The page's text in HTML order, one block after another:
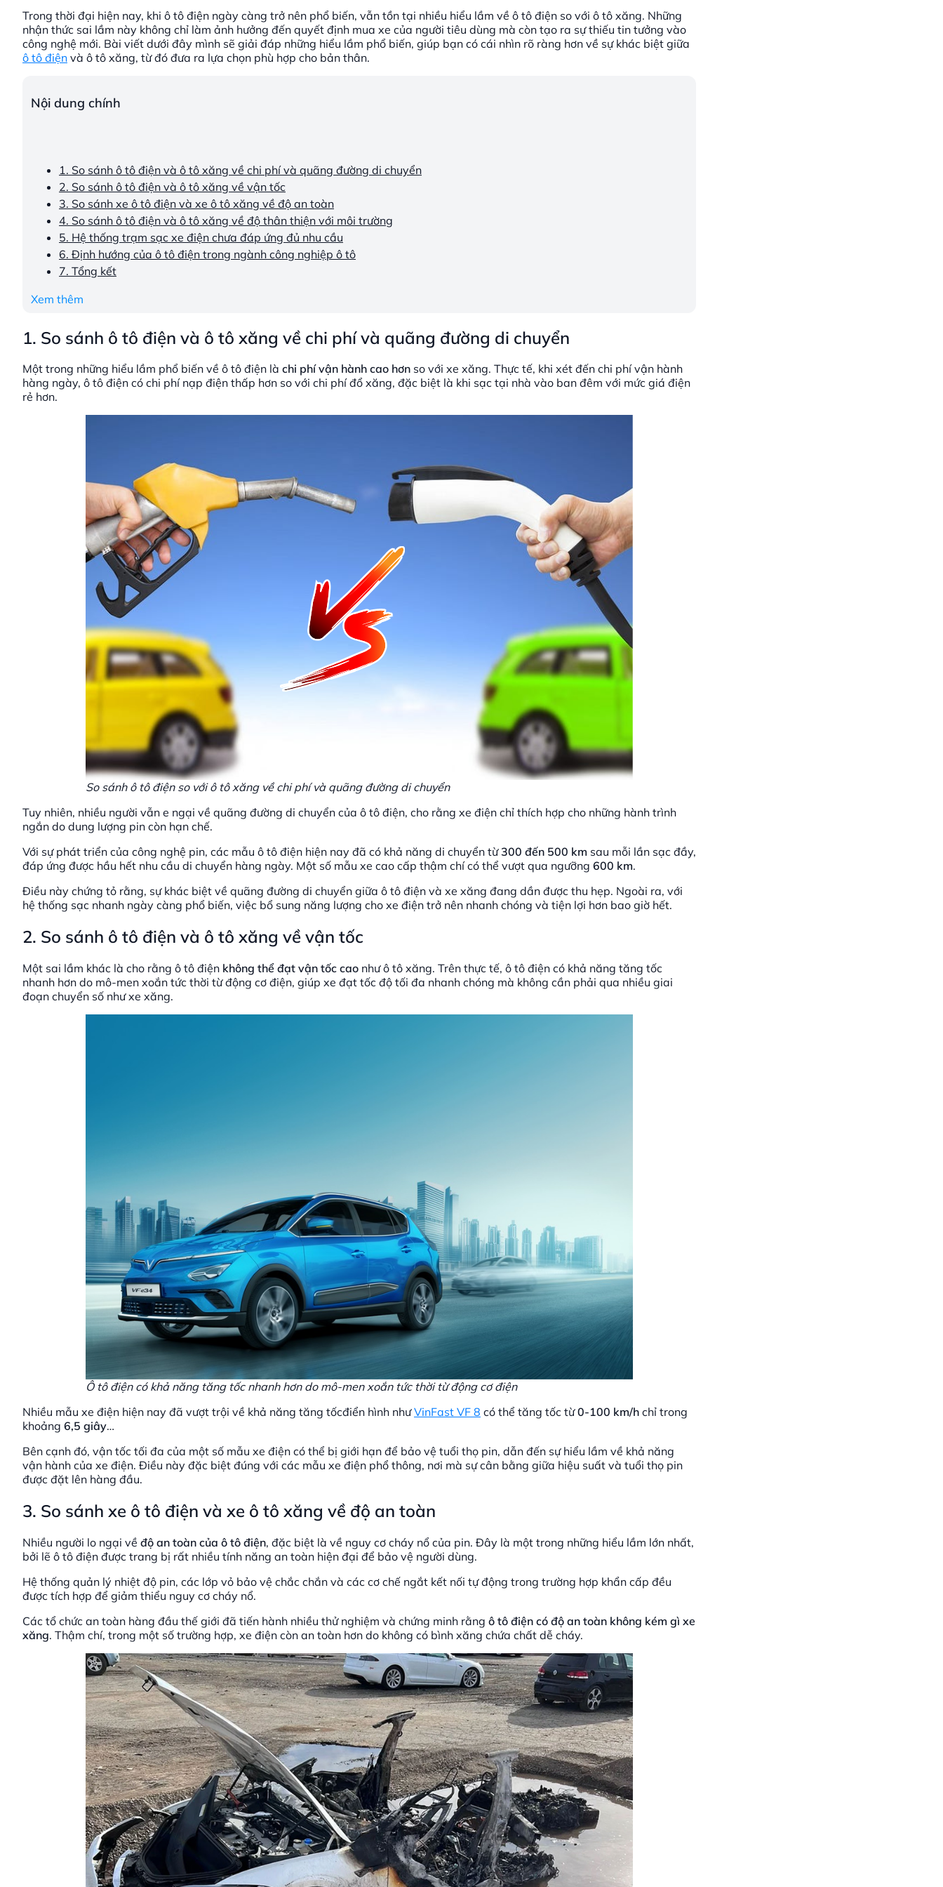
Trong thời đại hiện nay, khi ô tô điện ngày càng trở nên phổ biến, vẫn tồn tại nhiều hiểu lầm về ô tô điện so với ô tô xăng. Những
nhận thức sai lầm này không chỉ làm ảnh hưởng đến quyết định mua xe của người tiêu dùng mà còn tạo ra sự thiếu tin tưởng vào
công nghệ mới. Bài viết dưới đây mình sẽ giải đáp những hiểu lầm phổ biến, giúp bạn có cái nhìn rõ ràng hơn về sự khác biệt giữa
ô tô điện và ô tô xăng, từ đó đưa ra lựa chọn phù hợp cho bản thân.
Nội dung chính
1. So sánh ô tô điện và ô tô xăng về chi phí và quãng đường di chuyển
2. So sánh ô tô điện và ô tô xăng về vận tốc
3. So sánh xe ô tô điện và xe ô tô xăng về độ an toàn
4. So sánh ô tô điện và ô tô xăng về độ thân thiện với môi trường
5. Hệ thống trạm sạc xe điện chưa đáp ứng đủ nhu cầu
6. Định hướng của ô tô điện trong ngành công nghiệp ô tô
7. Tổng kết
Xem thêm
1. So sánh ô tô điện và ô tô xăng về chi phí và quãng đường di chuyển
Một trong những hiểu lầm phổ biến về ô tô điện là chi phí vận hành cao hơn so với xe xăng. Thực tế, khi xét đến chi phí vận hành
hàng ngày, ô tô điện có chi phí nạp điện thấp hơn so với chi phí đổ xăng, đặc biệt là khi sạc tại nhà vào ban đêm với mức giá điện
rẻ hơn.
So sánh ô tô điện so với ô tô xăng về chi phí và quãng đường di chuyển
Tuy nhiên, nhiều người vẫn e ngại về quãng đường di chuyển của ô tô điện, cho rằng xe điện chỉ thích hợp cho những hành trình
ngắn do dung lượng pin còn hạn chế.
Với sự phát triển của công nghệ pin, các mẫu ô tô điện hiện nay đã có khả năng di chuyển từ300 đến 500 km sau mỗi lần sạc đầy,
đáp ứng được hầu hết nhu cầu di chuyển hàng ngày. Một số mẫu xe cao cấp thậm chí có thể vượt qua ngưỡng 600 km.
Điều này chứng tỏ rằng, sự khác biệt về quãng đường di chuyển giữa ô tô điện và xe xăng đang dần được thu hẹp. Ngoài ra, với
hệ thống sạc nhanh ngày càng phổ biến, việc bổ sung năng lượng cho xe điện trở nên nhanh chóng và tiện lợi hơn bao giờ hết.
2. So sánh ô tô điện và ô tô xăng về vận tốc
Một sai lầm khác là cho rằng ô tô điện không thể đạt vận tốc cao như ô tô xăng. Trên thực tế, ô tô điện có khả năng tăng tốc
nhanh hơn do mô-men xoắn tức thời từ động cơ điện, giúp xe đạt tốc độ tối đa nhanh chóng mà không cần phải qua nhiều giai
đoạn chuyển số như xe xăng.
Ô tô điện có khả năng tăng tốc nhanh hơn do mô-men xoắn tức thời từ động cơ điện
Nhiều mẫu xe điện hiện nay đã vượt trội về khả năng tăng tốcđiển hình nhưVinFast VF 8 có thể tăng tốc từ0-100 km/h chỉ trong
khoảng 6,5 giây…
Bên cạnh đó, vận tốc tối đa của một số mẫu xe điện có thể bị giới hạn để bảo vệ tuổi thọ pin, dẫn đến sự hiểu lầm về khả năng
vận hành của xe điện. Điều này đặc biệt đúng với các mẫu xe điện phổ thông, nơi mà sự cân bằng giữa hiệu suất và tuổi thọ pin
được đặt lên hàng đầu.
3. So sánh xe ô tô điện và xe ô tô xăng về độ an toàn
Nhiều người lo ngại về độ an toàn của ô tô điện, đặc biệt là về nguy cơ cháy nổ của pin. Đây là một trong những hiểu lầm lớn nhất,
bởi lẽ ô tô điện được trang bị rất nhiều tính năng an toàn hiện đại để bảo vệ người dùng.
Hệ thống quản lý nhiệt độ pin, các lớp vỏ bảo vệ chắc chắn và các cơ chế ngắt kết nối tự động trong trường hợp khẩn cấp đều
được tích hợp để giảm thiểu nguy cơ cháy nổ.
Các tổ chức an toàn hàng đầu thế giới đã tiến hành nhiều thử nghiệm và chứng minh rằng ô tô điện có độ an toàn không kém gì xe
xăng. Thậm chí, trong một số trường hợp, xe điện còn an toàn hơn do không có bình xăng chứa chất dễ cháy.